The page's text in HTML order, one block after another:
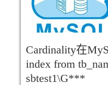
Cardinality在
index from
sbtest1\G***